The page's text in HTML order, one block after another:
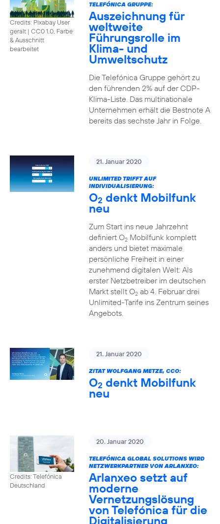
Credits: Pixabay User
geralt | CC0 1.0, Farbe
& Ausschnitt
bearbeitet
TELEFÓNICA GRUPPE:
Auszeichnung für
weltweite
Führungsrolle im
Klima- und
Umweltschutz
Die Telefónica Gruppe gehört zu
den führenden 2% auf der CDP-
Klima-Liste. Das multinationale
Unternehmen erhält die Bestnote A
bereits das sechste Jahr in Folge.
21. Januar 2020
UNLIMITED TRIFFT AUF
INDIVIDUALISIERUNG:
O2 denkt Mobilfunk
neu
Zum Start ins neue Jahrzehnt
definiert O2Mobilfunk komplett
anders und bietet maximale
persönliche Freiheit in einer
zunehmend digitalen Welt: Als
erster Netzbetreiber im deutschen
Markt stellt O2ab 4. Februar drei
Unlimited-Tarife ins Zentrum seines
Angebots.
21. Januar 2020
ZITAT WOLFGANG METZE, CCO:
O2 denkt Mobilfunk
neu
Credits: Telefónica
Deutschland
20. Januar 2020
TELEFÓNICA GLOBAL SOLUTIONS WIRD
NETZWERKPARTNER VON ARLANXEO:
Arlanxeo setzt auf
moderne
Vernetzungslösung
von Telefónica für die
Digitalisierung